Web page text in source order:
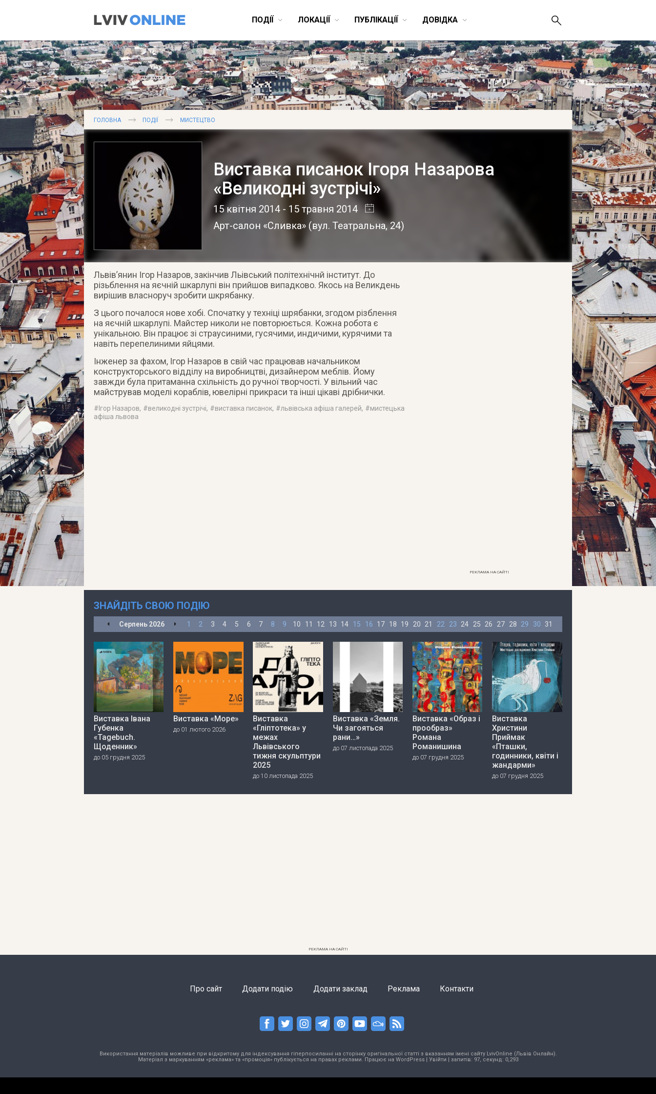
ПОДІЇ ЛОКАЦІЇ ПУБЛІКАЦІЇ ДОВІДКА
ГОЛОВНА ПОДІЇ МИСТЕЦТВО
Виставка писанок Ігоря Назарова
«Великодні зустрічі»
15 квітня 2014 - 15 травня 2014
Арт-салон «Сливка» (вул. Театральна, 24)
Львів’янин Ігор Назаров, закінчив Льівський політехнічнй інститут. До
різьблення на яєчній шкарлупі він прийшов випадково. Якось на Великдень
вирішив власноруч зробити шкрябанку.
З цього почалося нове хобі. Спочатку у техніці шрябанки, згодом різблення
на яєчній шкарлупі. Майстер николи не повторюється. Кожна робота є
унікальною. Він працює зі страусиними, гусячими, индичими, курячими та
навіть перепелиними яйцями.
Інженер за фахом, Ігор Назаров в свій час працював начальником
конструкторського відділу на виробництві, дизайнером меблів. Йому
завжди була притаманна схільність до ручної творчості. У вільний час
майстрував моделі кораблів, ювелірні прикраси та інші цікаві дрібнички.
# Ігор Назаров, #великодні зустрічі, #виставка писанок, #львівська афіша галерей, #мистецька
афіша львова
РЕКЛАМА НА САЙТІ
ЗНАЙДІТЬ СВОЮ ПОДІЮ
Серпень 2026 1 2 3 4 5 6 7 8 9 10 11 12 13 14 15 16 17 18 19 20 21 22 23 24 25 26 27 28 29 30 31
Виставка Івана
Губенка
«Tagebuch.
Щоденник»
до 05 грудня 2025
Виставка «Море»
до 01 лютого 2026
Виставка
«Гліптотека» у
межах
Львівського
тижня скульптури
2025
до 10 листопада 2025
Виставка «Земля.
Чи загояться
рани…»
до 07 листопада 2025
Виставка «Образ і
прообраз»
Романа
Романишина
до 07 грудня 2025
Виставка
Христини
Приймак
«Пташки,
годинники, квіти і
жандарми»
до 07 грудня 2025
РЕКЛАМА НА САЙТІ
Про сайт Додати подію Додати заклад Реклама Контакти
Використання матеріалів можливе при відкритому для індексування гіперпосиланні на сторінку оригінальної статті з вказанням імені сайту LvivOnline (Львів Онлайн).
Матеріал з маркуванням «реклама» та «промоція» публікується на правах реклами. Працює на WordPress| Увійти | запитів: 97, секунд: 0,293